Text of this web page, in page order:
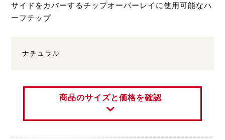
サイドをカバーするチップオーバーレイに使用可能なハ
ーフチップ
ナチュラル
商品のサイズと価格を確認